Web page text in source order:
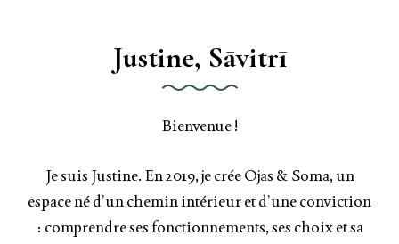
Justine, Sāvitrī
Bienvenue !
Je suis Justine. En 2019, je crée Ojas & Soma, un
espace né d’un chemin intérieur et d’une conviction
: comprendre ses fonctionnements, ses choix et sa